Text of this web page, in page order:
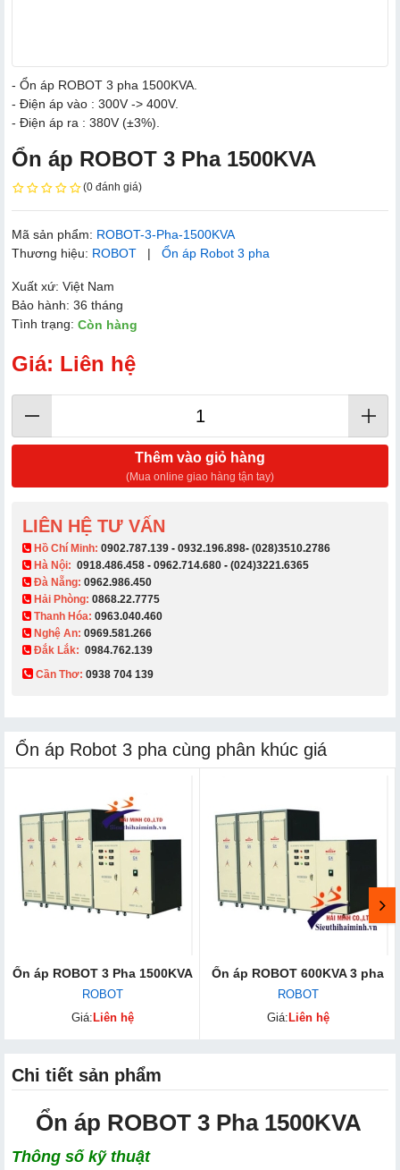
- Ổn áp ROBOT 3 pha 1500KVA.
- Điện áp vào : 300V -> 400V.
- Điện áp ra : 380V (±3%).
Ổn áp ROBOT 3 Pha 1500KVA
(0 đánh giá)
Mã sản phẩm: ROBOT-3-Pha-1500KVA
Thương hiệu: ROBOT | Ổn áp Robot 3 pha
Xuất xứ: Việt Nam
Bảo hành: 36 tháng
Tình trạng: Còn hàng
Giá: Liên hệ
Thêm vào giỏ hàng
(Mua online giao hàng tận tay)
LIÊN HỆ TƯ VẤN
​ Hồ Chí Minh: 0902.787.139 - 0932.196.898- (028)3510.2786
Hà Nội: 0918.486.458 - 0962.714.680 - (024)3221.6365
Đà Nẵng: 0962.986.450
Hải Phòng: 0868.22.7775
Thanh Hóa: 0963.040.460
Nghệ An: 0969.581.266
Đắk Lắk: 0984.762.139
Cần Thơ: 0938 704 139​
Ổn áp Robot 3 pha cùng phân khúc giá
Ổn áp ROBOT 3 Pha 1500KVA
ROBOT
Giá: Liên hệ
Ổn áp ROBOT 600KVA 3 pha
ROBOT
Giá: Liên hệ
Chi tiết sản phẩm
Ổn áp ROBOT 3 Pha 1500KVA
Thông số kỹ thuật